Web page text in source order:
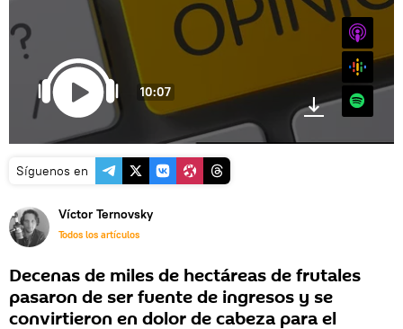
10:07
iTunes
Spotify
Síguenos en
Víctor Ternovsky
Todos los artículos
Decenas de miles de hectáreas de frutales
pasaron de ser fuente de ingresos y se
convirtieron en dolor de cabeza para el